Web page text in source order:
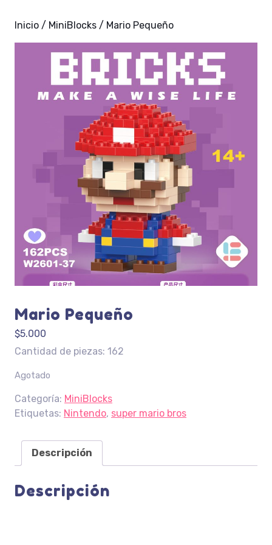
Inicio / MiniBlocks / Mario Pequeño
Mario Pequeño
$5.000
Cantidad de piezas: 162
Agotado
Categoría: MiniBlocks
Etiquetas: Nintendo, super mario bros
Descripción
Descripción